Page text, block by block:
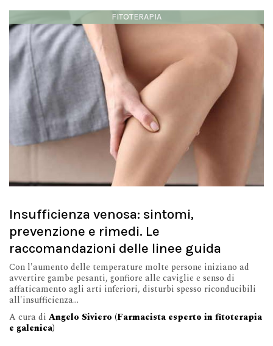
FITOTERAPIA
Insufficienza venosa: sintomi,
prevenzione e rimedi. Le
raccomandazioni delle linee guida
Con l'aumento delle temperature molte persone iniziano ad
avvertire gambe pesanti, gonfiore alle caviglie e senso di
affaticamento agli arti inferiori, disturbi spesso riconducibili
all'insufficienza...
A cura di Angelo Siviero (Farmacista esperto in fitoterapia
e galenica)